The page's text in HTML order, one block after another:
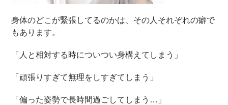
身体のどこが緊張してるのかは、その人それぞれの癖で
もあります。
「人と相対する時についつい身構えてしまう」
「頑張りすぎて無理をしすぎてしまう」
「偏った姿勢で長時間過ごしてしまう…」